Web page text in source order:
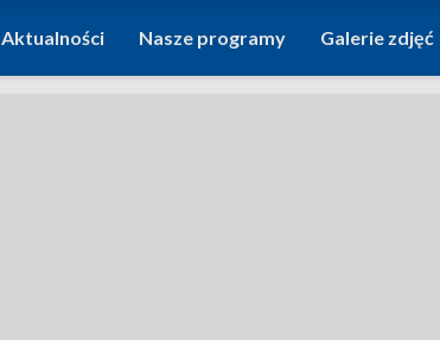
Aktualności Nasze programy Galerie zdjęć